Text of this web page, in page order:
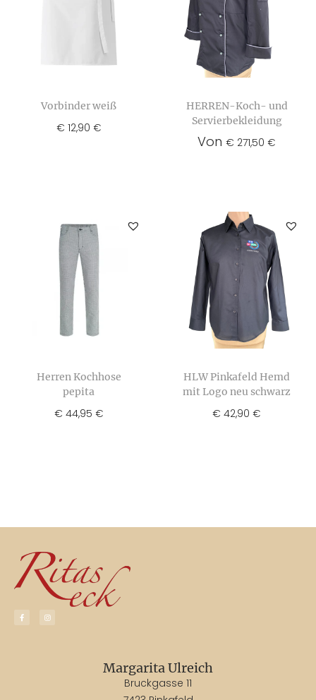
Vorbinder weiß
€ 12,90 €
HERREN-Koch- und
Servierbekleidung
Von € 271,50 €
Herren Kochhose
pepita
€ 44,95 €
HLW Pinkafeld Hemd
mit Logo neu schwarz
€ 42,90 €
Margarita Ulreich
Bruckgasse 11